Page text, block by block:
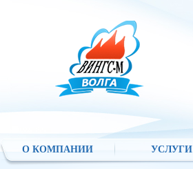
О КОМПАНИИ УСЛУГИ